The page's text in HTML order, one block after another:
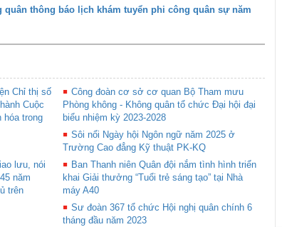
quân thông báo lịch khám tuyển phi công quân sự năm
Chỉ thị số
Cuộc
hóa trong
Công đoàn cơ sở cơ quan Bộ Tham mưu
Phòng không - Không quân tổ chức Đại hội đại
biểu nhiệm kỳ 2023-2028
Sôi nổi Ngày hội Ngôn ngữ năm 2025 ở
Trường Cao đẳng Kỹ thuật PK-KQ
lưu, nói
năm
trên
Ban Thanh niên Quân đội nắm tình hình triển
khai Giải thưởng “Tuổi trẻ sáng tạo” tại Nhà
máy A40
Sư đoàn 367 tổ chức Hội nghị quân chính 6
tháng đầu năm 2023